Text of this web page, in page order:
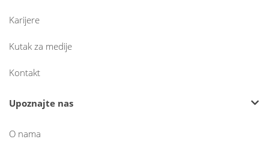
Karijere
Kutak za medije
Kontakt
Upoznajte nas
O nama